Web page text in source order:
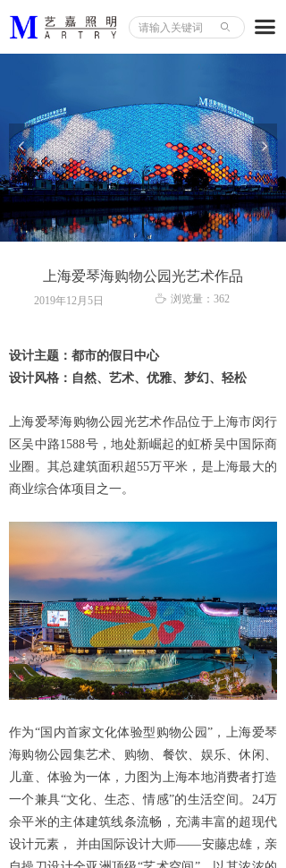
끀
首页
案例展示
新闻资讯
联系我们
ꄙ
上海爱琴海购物公园光艺术作品
设计主题：都市的假日中心
设计风格：自然、艺术、优雅、梦幻、轻松
上海爱琴海购物公园光艺术作品位于上海市闵行
区吴中路1588号，地处新崛起的虹桥吴中国际商
业圈。其总建筑面积超55万平米，是上海最大的
商业综合体项目之一。
作为“国内首家文化体验型购物公园”，上海爱琴
海购物公园集艺术、购物、餐饮、娱乐、休闲、
儿童、体验为一体，力图为上海本地消费者打造
一个兼具“文化、生态、情感”的生活空间。24万
余平米的主体建筑线条流畅，充满丰富的超现代
设计元素， 并由国际设计大师——安藤忠雄，亲
2019年12月5日 ꄘ 浏览量： 362
넳 넲